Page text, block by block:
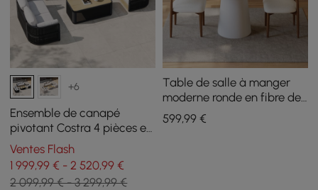
+6
Ensemble de canapé
pivotant Costra 4 pièces en
corde tressée noire avec
table basse, pour 6
personnes
Ventes Flash
1 999,99 € - 2 520,99 €
2 099,99 € - 3 299,99 €
Table de salle à manger
moderne ronde en fibre de
verre de 81 cm avec base
piédestal sculpturale,
599,99€